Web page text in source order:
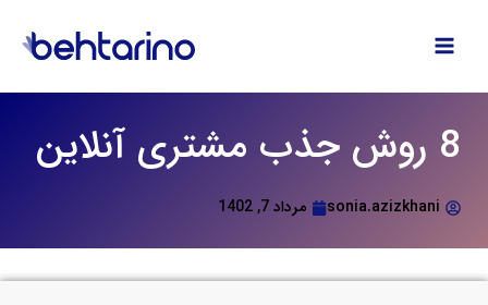
محتوا
8 روش جذب مشتری آنلاین
sonia.azizkhani مرداد 7, 1402